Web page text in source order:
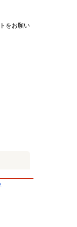
をお願い